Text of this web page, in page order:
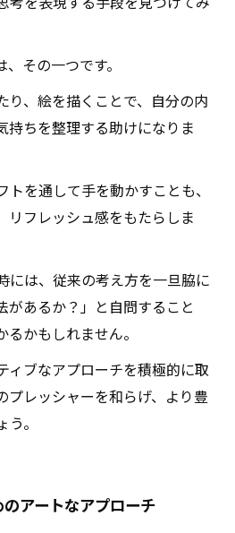
その一つです。
り、絵を描くことで、自分の内
持ちを整理する助けになりま
を通して手を動かすことも、
リフレッシュ感をもたらしま
には、従来の考え方を一旦脇に
があるか？」と自問すること
かもしれません。
ィブなアプローチを積極的に取
プレッシャーを和らげ、より豊
。
アートなアプローチ